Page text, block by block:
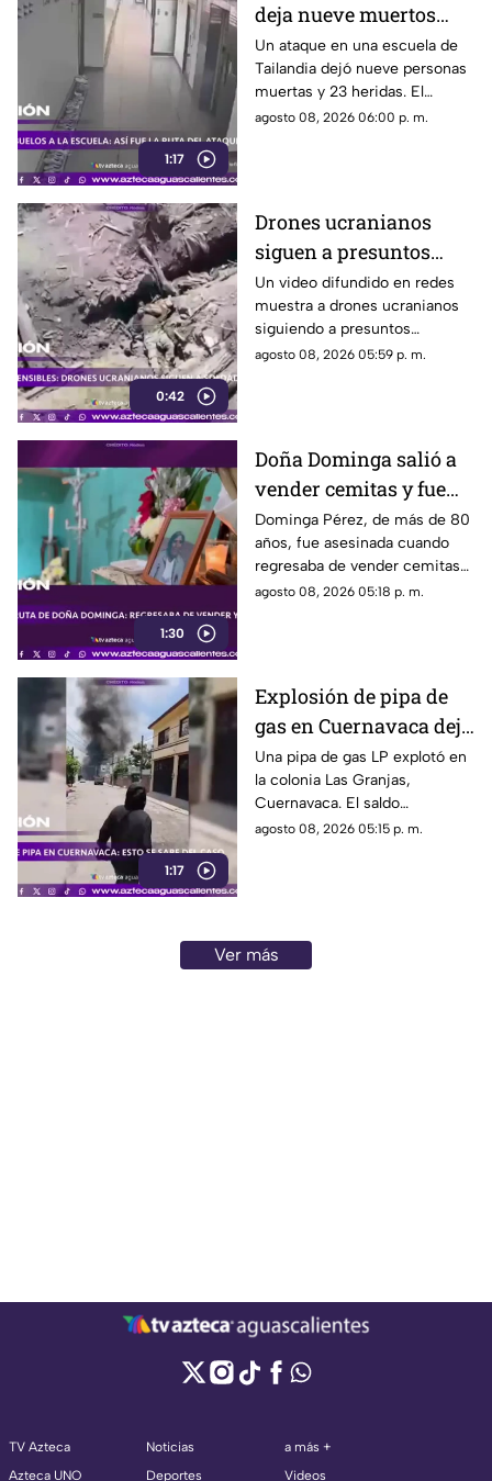
1:17
deja nueve muertos
tras agresión en una
escuela
Un ataque en una escuela de
Tailandia dejó nueve personas
muertas y 23 heridas. El
presunto agresor, de 14 años,
agosto 08, 2026 06:00 p. m.
0:42
Drones ucranianos
siguen a presuntos
soldados rusos durante
varias horas
Un video difundido en redes
muestra a drones ucranianos
siguiendo a presuntos
soldados rusos antes de un
agosto 08, 2026 05:59 p. m.
1:30
Doña Dominga salió a
vender cemitas y fue
asesinada al regresar a
casa; así fue la agresión
(VIDEO)
Dominga Pérez, de más de 80
años, fue asesinada cuando
regresaba de vender cemitas
en Chachapa. La Fiscalía de
agosto 08, 2026 05:18 p. m.
1:17
Explosión de pipa de
gas en Cuernavaca deja
21 personas lesionadas
Una pipa de gas LP explotó en
la colonia Las Granjas,
Cuernavaca. El saldo
preliminar es de 21 lesionados
agosto 08, 2026 05:15 p. m.
Ver más
TV Azteca
Azteca UNO
Noticias
Deportes
a más +
Videos